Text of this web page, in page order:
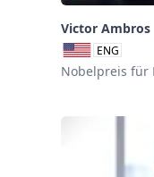
Victor Ambros
ENG
Nobelpreis für